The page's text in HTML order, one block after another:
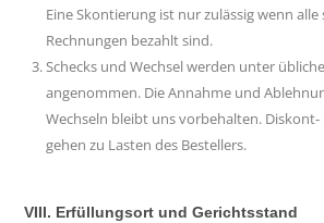
Eine Skontierung ist nur zulässig wenn alle
Rechnungen bezahlt sind.
Schecks und Wechsel werden unter
angenommen. Die Annahme und
Wechseln bleibt uns vorbehalten. Diskont-
gehen zu Lasten des Bestellers.
VIII. Erfüllungsort und Gerichtsstand